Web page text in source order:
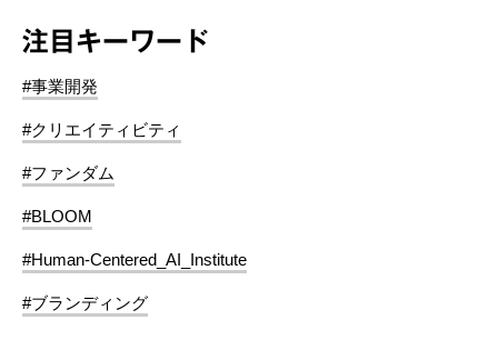
注目キーワード
#事業開発
#クリエイティビティ
#ファンダム
#BLOOM
#Human-Centered_AI_Institute
#ブランディング